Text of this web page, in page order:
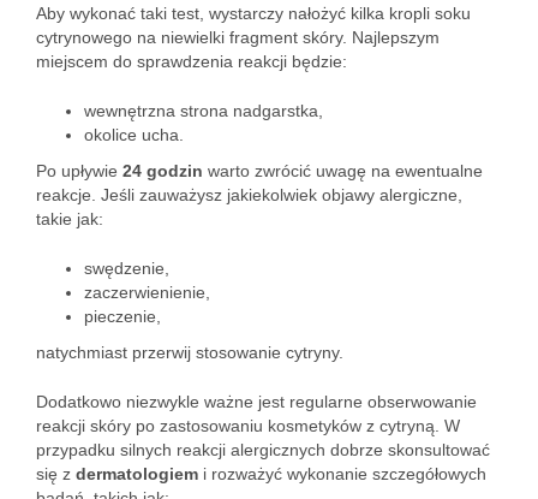
Aby wykonać taki test, wystarczy nałożyć kilka kropli soku
cytrynowego na niewielki fragment skóry. Najlepszym
miejscem do sprawdzenia reakcji będzie:
wewnętrzna strona nadgarstka,
okolice ucha.
Po upływie 24 godzin warto zwrócić uwagę na ewentualne
reakcje. Jeśli zauważysz jakiekolwiek objawy alergiczne,
takie jak:
swędzenie,
zaczerwienienie,
pieczenie,
natychmiast przerwij stosowanie cytryny.
Dodatkowo niezwykle ważne jest regularne obserwowanie
reakcji skóry po zastosowaniu kosmetyków z cytryną. W
przypadku silnych reakcji alergicznych dobrze skonsultować
się z dermatologiem i rozważyć wykonanie szczegółowych